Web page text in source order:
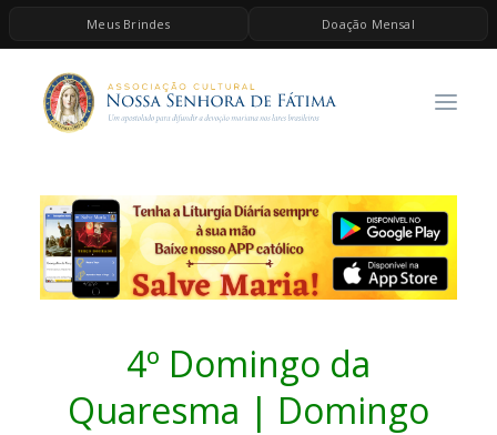
Meus Brindes Doação Mensal
HOME
A ASSOCIAÇÃO
ESPIRITUALIDADE
AS MELHORES MÚSICAS CATÓLICAS
BRINDES
4º Domingo da
Quaresma | Domingo